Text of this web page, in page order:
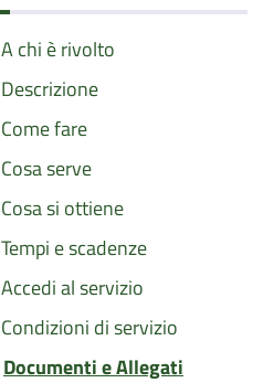
A chi è rivolto
Descrizione
Come fare
Cosa serve
Cosa si ottiene
Tempi e scadenze
Accedi al servizio
Condizioni di servizio
Documenti e Allegati